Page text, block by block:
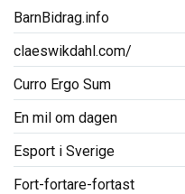
BarnBidrag.info
claeswikdahl.com/
Curro Ergo Sum
En mil om dagen
Esport i Sverige
Fort-fortare-fortast